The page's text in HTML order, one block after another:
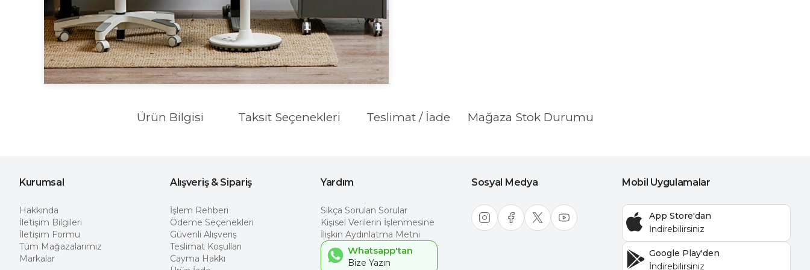
Ürün Bilgisi Taksit Seçenekleri Teslimat / İade Mağaza Stok Durumu
Kurumsal
Hakkında
İletişim Bilgileri
İletişim Formu
Tüm Mağazalarımız
Markalar
Alışveriş & Sipariş
İşlem Rehberi
Ödeme Seçenekleri
Güvenli Alışveriş
Teslimat Koşulları
Cayma Hakkı
Yardım
Sıkça Sorulan Sorular
Kişisel Verilerin İşlenmesine
İlişkin Aydınlatma Metni
Whatsapp'tan
Sosyal Medya Mobil Uygulamalar
App Store'dan
Google Play'den